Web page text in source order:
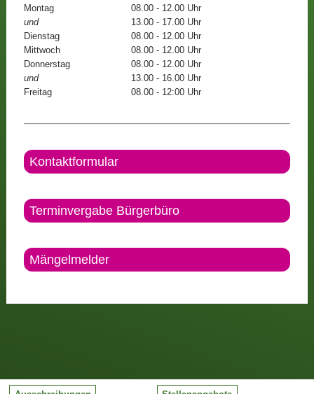
Montag
08.00 - 12.00 Uhr
und
13.00 - 17.00 Uhr
Dienstag
08.00 - 12.00 Uhr
Mittwoch
08.00 - 12.00 Uhr
Donnerstag
08.00 - 12.00 Uhr
und
13.00 - 16.00 Uhr
Freitag
08.00 - 12:00 Uhr
Kontaktformular
Terminvergabe Bürgerbüro
Mängelmelder